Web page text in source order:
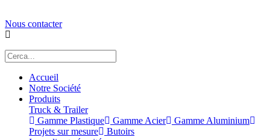
Nous contacter
Accueil
Notre Société
Produits
Truck & Trailer
Gamme Plastique
Gamme Acier
Gamme Aluminium
Projets sur mesure
Butoirs